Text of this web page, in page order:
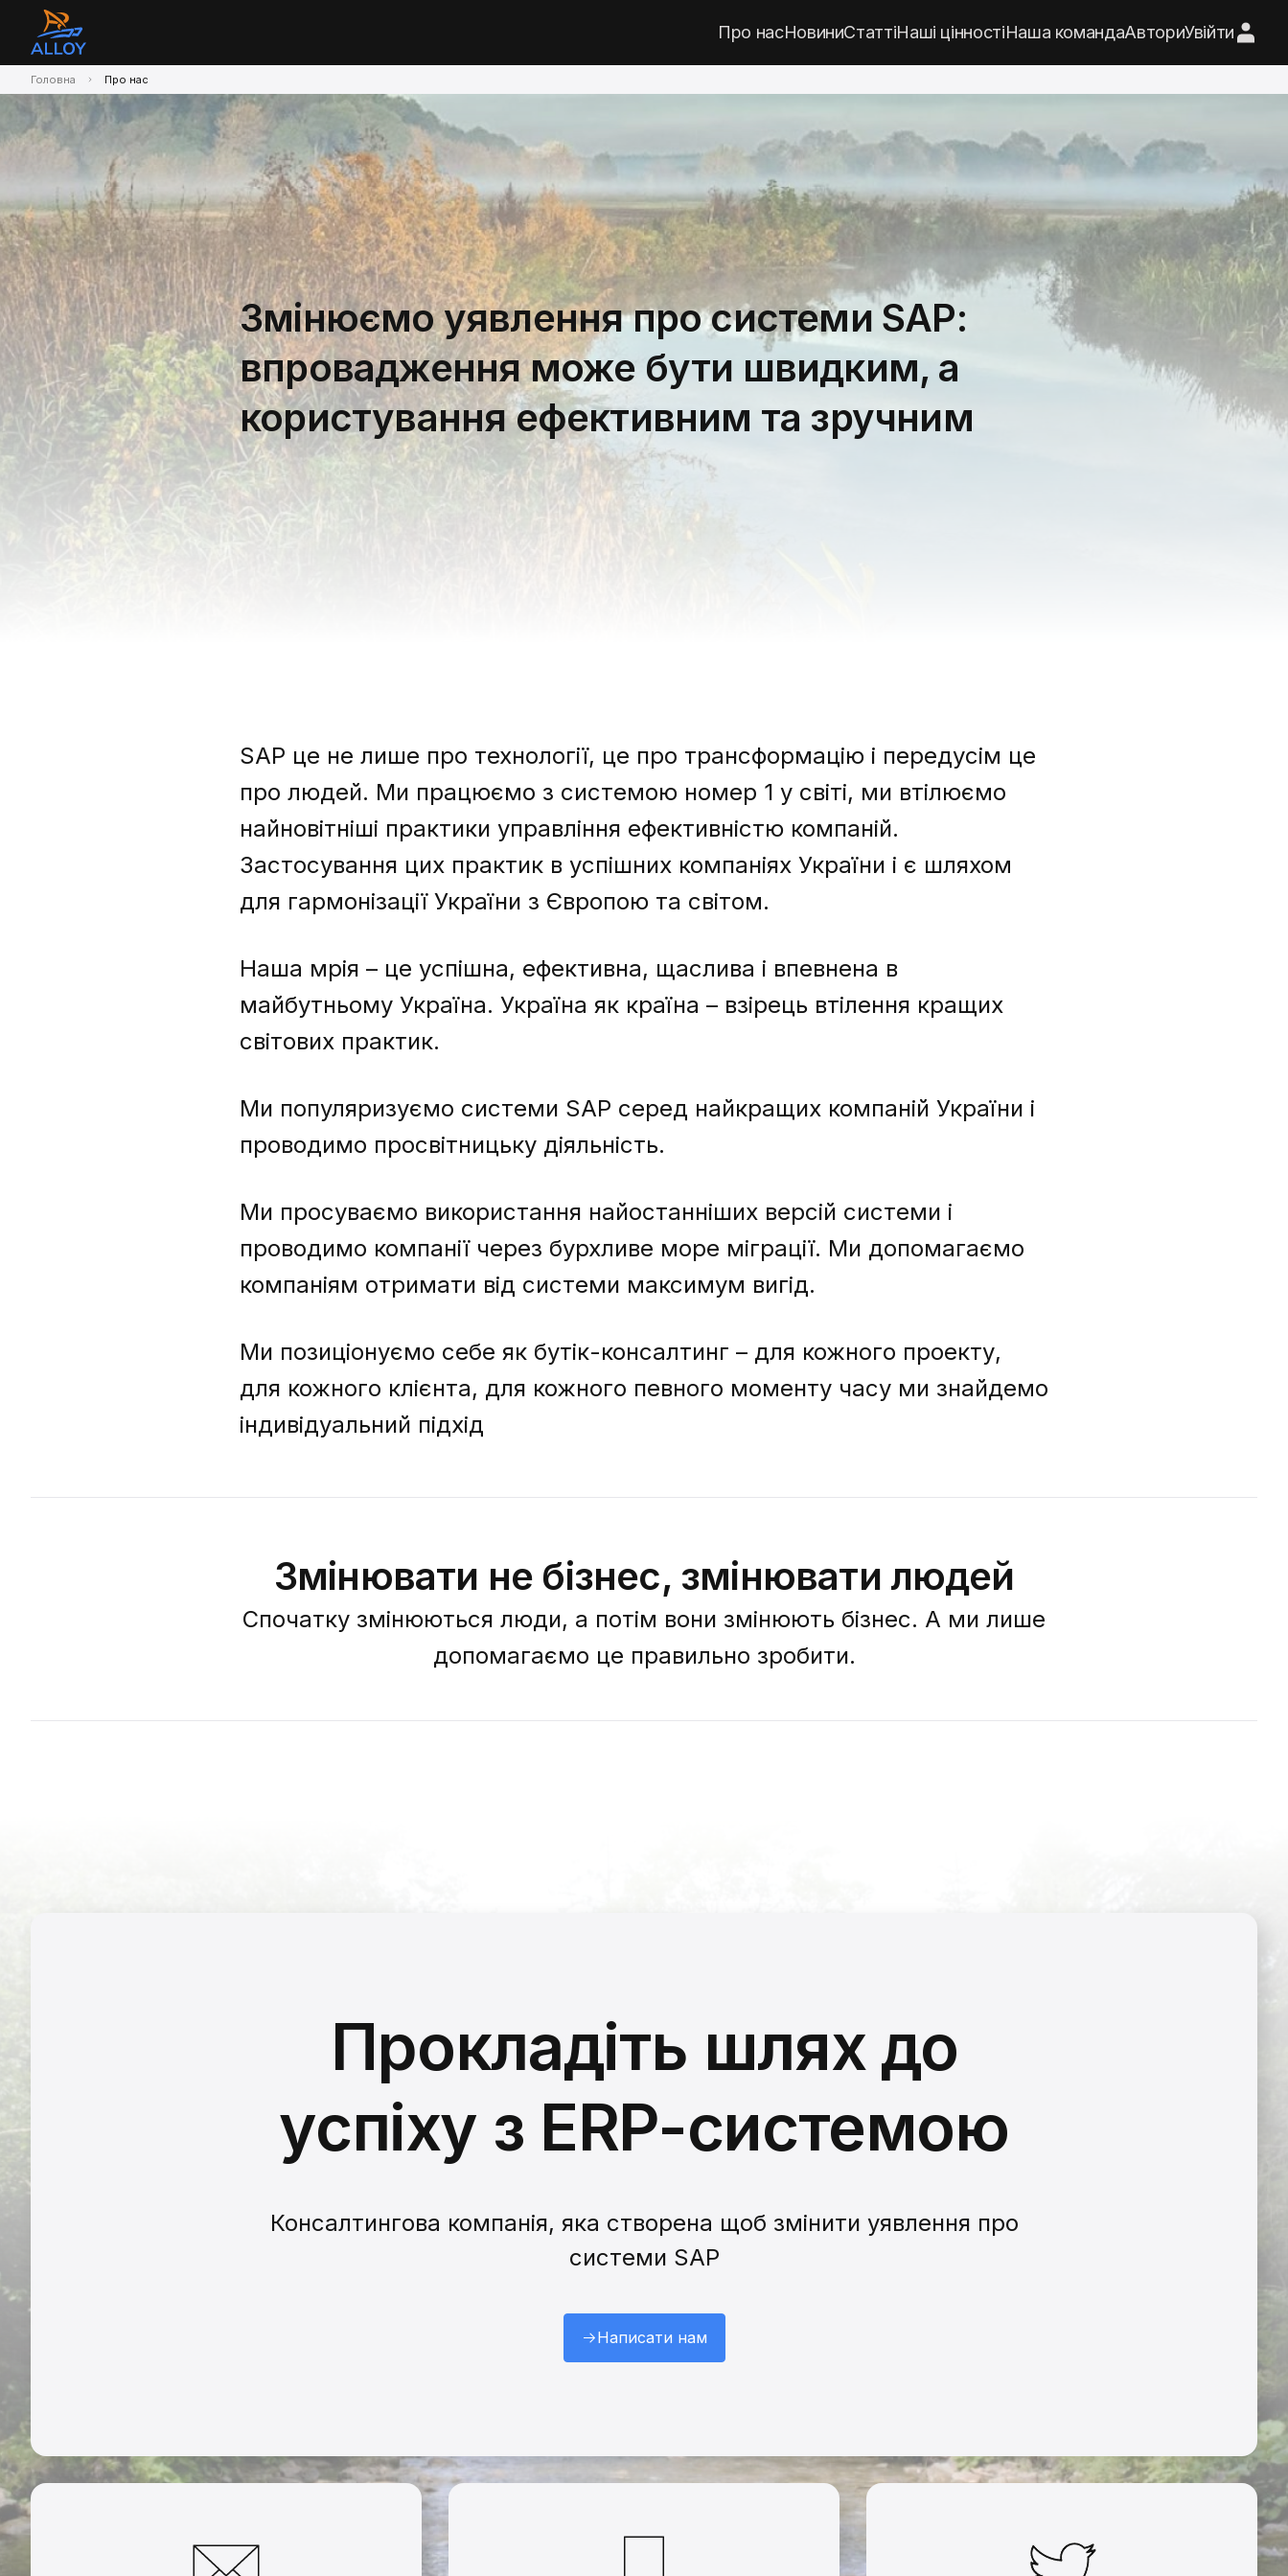
Про насНовиниСтаттіНаші цінностіНаша командаАвториУвійти
Головна Про нас
Змінюємо уявлення про системи SAP:
впровадження може бути швидким, а
користування ефективним та зручним
SAP це не лише про технології, це про трансформацію і передусім це
про людей. Ми працюємо з системою номер 1 у світі, ми втілюємо
найновітніші практики управління ефективністю компаній.
Застосування цих практик в успішних компаніях України і є шляхом
для гармонізації України з Європою та світом.
Наша мрія – це успішна, ефективна, щаслива і впевнена в
майбутньому Україна. Україна як країна – взірець втілення кращих
світових практик.
Ми популяризуємо системи SAP серед найкращих компаній України і
проводимо просвітницьку діяльність.
Ми просуваємо використання найостанніших версій системи і
проводимо компанії через бурхливе море міграції. Ми допомагаємо
компаніям отримати від системи максимум вигід.
Ми позиціонуємо себе як бутік-консалтинг – для кожного проекту,
для кожного клієнта, для кожного певного моменту часу ми знайдемо
індивідуальний підхід
Змінювати не бізнес, змінювати людей
Спочатку змінюються люди, а потім вони змінюють бізнес. А ми лише
допомагаємо це правильно зробити.
Прокладіть шлях до
успіху з ERP-системою
Консалтингова компанія, яка створена щоб змінити уявлення про
системи SAP
Написати нам
Зворотній зв'язок
повідомлення надіслано.